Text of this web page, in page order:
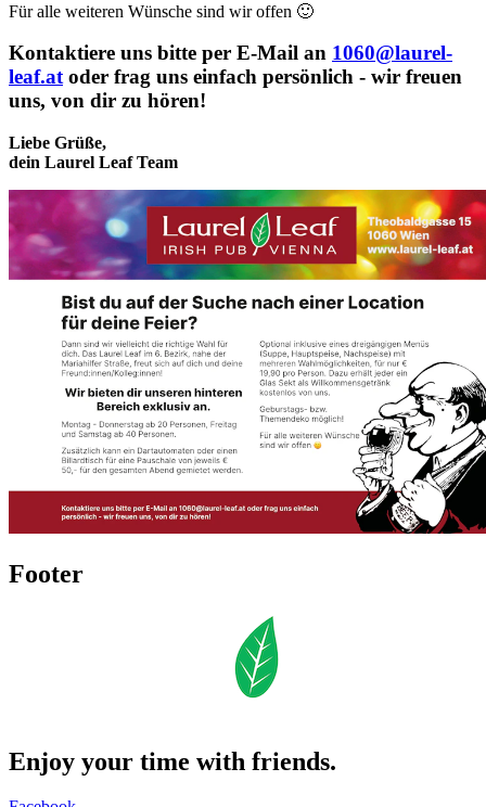
Für alle weiteren Wünsche sind wir offen 🙂
Kontaktiere uns bitte per E-Mail an 1060@laurel-
leaf.atoder frag uns einfach persönlich - wir freuen
uns, von dir zu hören!
Liebe Grüße,
dein Laurel Leaf Team
Footer
Enjoy your time with friends.